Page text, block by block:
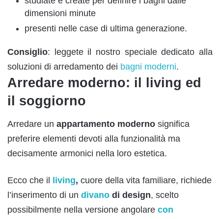
dimensioni minute
presenti nelle case di ultima generazione.
Consiglio: leggete il nostro speciale dedicato alla
soluzioni di arredamento dei bagni moderni.
Arredare moderno: il living ed
il soggiorno
Arredare un appartamento moderno significa
preferire elementi devoti alla funzionalità ma
decisamente armonici nella loro estetica.
Ecco che il living, cuore della vita familiare, richiede
l’inserimento di un divano di design, scelto
possibilmente nella versione angolare con